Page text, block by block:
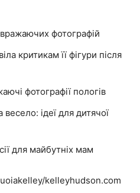
фотографій
критикам її фігури після
фотографії пологів
ідеї для дитячої
для майбутніх мам
kelleyhudson.com